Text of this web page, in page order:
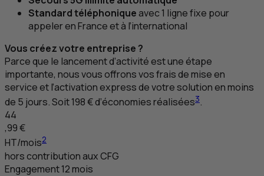
Standard téléphoniqueavec 1 ligne fixe pour
appeler en France et à l’international
Vous créez votre entreprise ?
Parce que le lancement d’activité est une étape
importante, nous vous offrons vos frais de mise en
service et l’activation express de votre solution en moins
de 5 jours. Soit 198 € d’économies réalisées3.
44
,99 €
HT/mois2
hors contribution auxCFG
Engagement 12 mois